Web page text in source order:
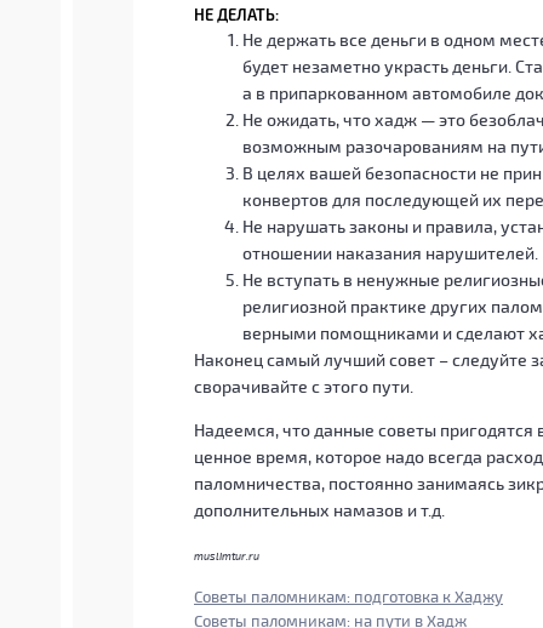
НЕ ДЕЛАТЬ:
Не держать все деньги в одном
будет незаметно украсть деньги.
а в припаркованном автомобиле
Не ожидать, что хадж — это
возможным разочарованиям на
В целях вашей безопасности не
конвертов для последующей их
Не нарушать законы и правила,
отношении наказания нарушителей.
Не вступать в ненужные
религиозной практике других
верными помощниками и сделают
Наконец самый лучший совет – следуйте
сворачивайте с этого пути.
Надеемся, что данные советы пригодятся
ценное время, которое надо всегда
паломничества, постоянно занимаясь
дополнительных намазов и т.д.
muslimtur.ru
Советы паломникам: подготовка к Хаджу
Советы паломникам: на пути в Хадж